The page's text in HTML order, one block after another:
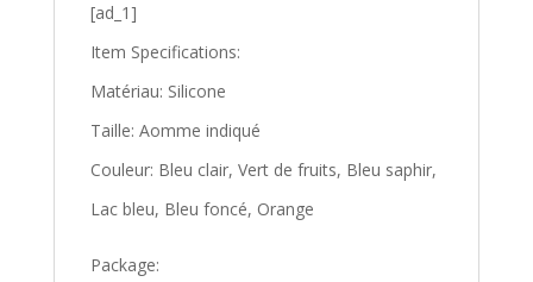
[ad_1]
Item Specifications:
Matériau: Silicone
Taille: Aomme indiqué
Couleur: Bleu clair, Vert de fruits, Bleu saphir,
Lac bleu, Bleu foncé, Orange
Package: